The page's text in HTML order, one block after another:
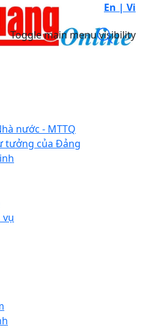
En | Vi
Toggle main menu visibility
nước - MTTQ
tưởng của Đảng
vụ